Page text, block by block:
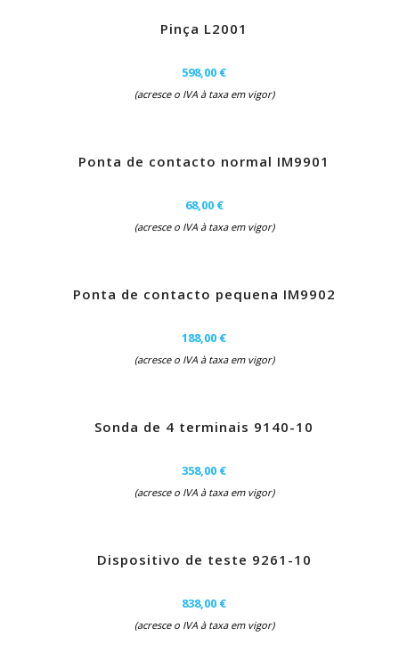
Pinça L2001
598,00 €
(acresce o IVA à taxa em vigor)
Ponta de contacto normal IM9901
68,00 €
(acresce o IVA à taxa em vigor)
Ponta de contacto pequena IM9902
188,00 €
(acresce o IVA à taxa em vigor)
Sonda de 4 terminais 9140-10
358,00 €
(acresce o IVA à taxa em vigor)
Dispositivo de teste 9261-10
838,00 €
(acresce o IVA à taxa em vigor)